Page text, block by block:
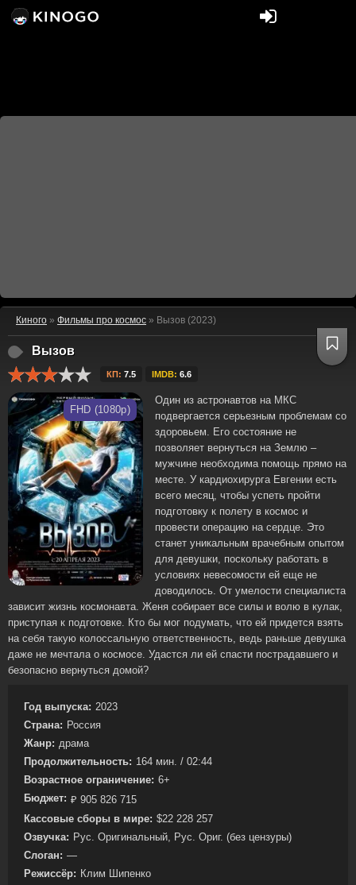
Киного » Фильмы про космос » Вызов (2023)
Вызов
КП: 7.5 IMDB: 6.6
FHD (1080p)
Один из астронавтов на МКС
подвергается серьезным проблемам со
здоровьем. Его состояние не
позволяет вернуться на Землю –
мужчине необходима помощь прямо на
месте. У кардиохирурга Евгении есть
всего месяц, чтобы успеть пройти
подготовку к полету в космос и
провести операцию на сердце. Это
станет уникальным врачебным опытом
для девушки, поскольку работать в
условиях невесомости ей еще не
доводилось. От умелости специалиста
зависит жизнь космонавта. Женя собирает все силы и волю в кулак,
приступая к подготовке. Кто бы мог подумать, что ей придется взять
на себя такую колоссальную ответственность, ведь раньше девушка
даже не мечтала о космосе. Удастся ли ей спасти пострадавшего и
безопасно вернуться домой?
Год выпуска: 2023
Страна: Россия
Жанр: драма
Продолжительность: 164 мин. / 02:44
Возрастное ограничение: 6+
Бюджет: ₽ 905 826 715
Кассовые сборы в мире: $22 228 257
Озвучка: Рус. Оригинальный, Рус. Ориг. (без цензуры)
Слоган: —
Режиссёр: Клим Шипенко